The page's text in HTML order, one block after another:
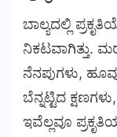
ಬಾಲ್ಯದಲ್ಲಿ
ನಿಕಟವಾಗಿತ್ತು.
ನೆನಪುಗಳು,
ಬೆನ್ನಟ್ಟಿದ
ಇವೆಲ್ಲವೂ